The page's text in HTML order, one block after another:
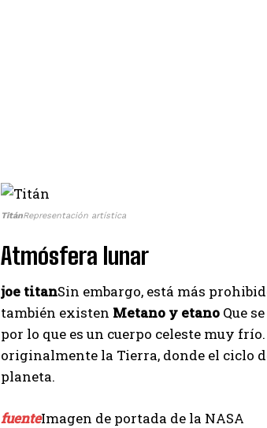
TitánRepresentación artística
Atmósfera lunar
joe titanSin embargo, está más
también existen Metano y etano Que
por lo que es un cuerpo celeste muy
originalmente la Tierra, donde el ciclo
planeta.
fuenteImagen de portada de la NASA